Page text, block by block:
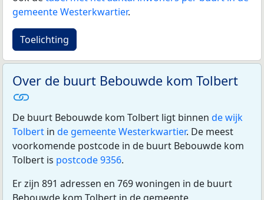
gemeente Westerkwartier.
Toelichting
Over de buurt Bebouwde kom Tolbert
De buurt Bebouwde kom Tolbert ligt binnen de wijk
Tolbert in de gemeente Westerkwartier. De meest
voorkomende postcode in de buurt Bebouwde kom
Tolbert is postcode 9356.
Er zijn 891 adressen en 769 woningen in de buurt